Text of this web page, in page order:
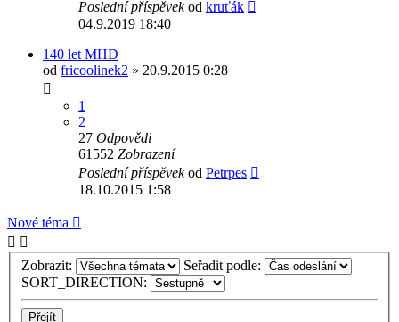
Poslední příspěvekod kruťák
04.9.2019 18:40
140 let MHD
od fricoolinek2 » 20.9.2015 0:28
1
2
27 Odpovědi
61552 Zobrazení
Poslední příspěvekod Petrpes
18.10.2015 1:58
Nové téma
Zobrazit:
Seřadit podle:
SORT_DIRECTION: